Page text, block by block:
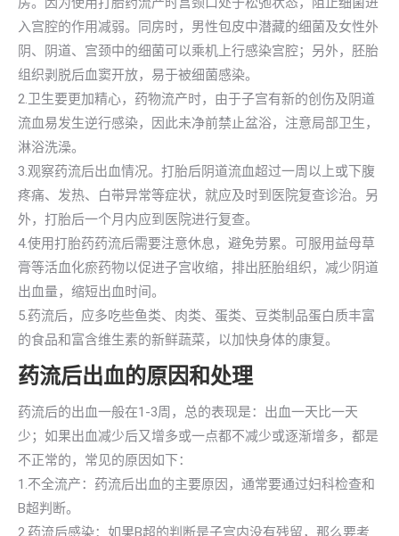
入宫腔的作用减弱。同房时，男性包皮中潜藏的细菌及女性外
阴、阴道、宫颈中的细菌可以乘机上行感染宫腔；另外，胚胎
组织剥脱后血窦开放，易于被细菌感染。
2.卫生要更加精心，药物流产时，由于子宫有新的创伤及阴道
流血易发生逆行感染，因此未净前禁止盆浴，注意局部卫生，
淋浴洗澡。
3.观察药流后出血情况。打胎后阴道流血超过一周以上或下腹
疼痛、发热、白带异常等症状，就应及时到医院复查诊治。另
外，打胎后一个月内应到医院进行复查。
4.使用打胎药药流后需要注意休息，避免劳累。可服用益母草
膏等活血化瘀药物以促进子宫收缩，排出胚胎组织，减少阴道
出血量，缩短出血时间。
5.药流后，应多吃些鱼类、肉类、蛋类、豆类制品蛋白质丰富
的食品和富含维生素的新鲜蔬菜，以加快身体的康复。
药流后出血的原因和处理
药流后的出血一般在1-3周，总的表现是：出血一天比一天
少；如果出血减少后又增多或一点都不减少或逐渐增多，都是
不正常的，常见的原因如下：
1.不全流产：药流后出血的主要原因，通常要通过妇科检查和
B超判断。
2.药流后感染：如果B超的判断是子宫内没有残留，那么要考